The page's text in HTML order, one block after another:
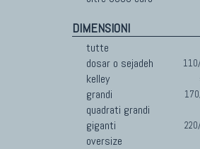
DIMENSIONI
tutte
dosar o sejadeh
kelley
grandi
quadrati grandi
giganti
oversize